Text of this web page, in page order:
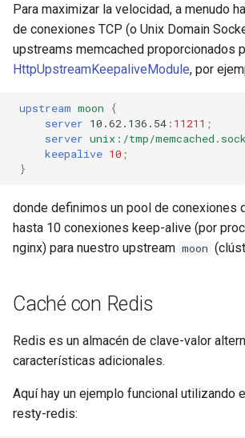
Para maximizar la velocidad, a menudo
de conexiones TCP (o Unix Domain
upstreams memcached proporcionados
HttpUpstreamKeepaliveModule, por
upstream moon
{
server 10.62.136.54 : 11211 ;
server unix:/tmp/memcached.sock
keepalive 10 ;
}
donde definimos un pool de conexiones
hasta 10 conexiones keep-alive (por
nginx) para nuestro upstream moon
Caché con Redis
Redis es un almacén de clave-valor
características adicionales.
Aquí hay un ejemplo funcional utilizando
resty-redis: